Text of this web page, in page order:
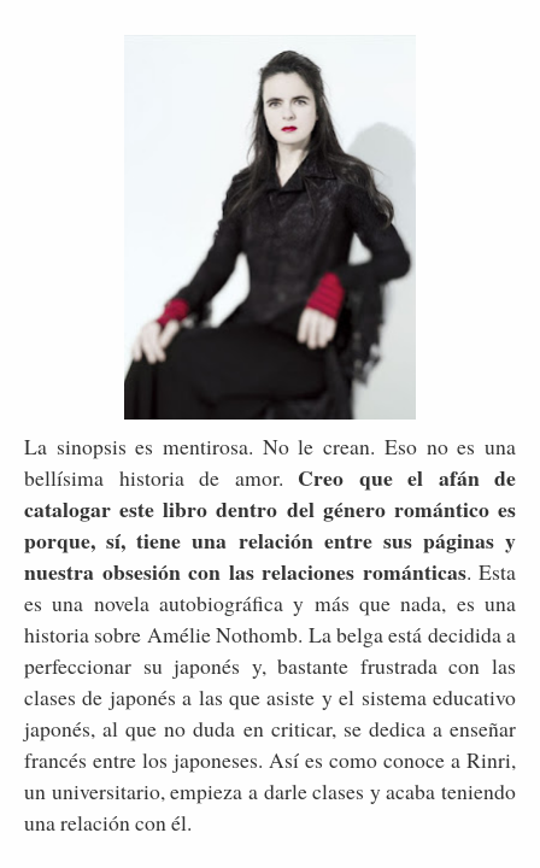
La sinopsis es mentirosa. No le crean. Eso no es una
bellísima historia de amor. Creo que el afán de
catalogar este libro dentro del género romántico es
porque, sí, tiene una relación entre sus páginas y
nuestra obsesión con las relaciones románticas. Esta
es una novela autobiográfica y más que nada, es una
historia sobre Amélie Nothomb. La belga está decidida a
perfeccionar su japonés y, bastante frustrada con las
clases de japonés a las que asiste y el sistema educativo
japonés, al que no duda en criticar, se dedica a enseñar
francés entre los japoneses. Así es como conoce a Rinri,
un universitario, empieza a darle clases y acaba teniendo
una relación con él.